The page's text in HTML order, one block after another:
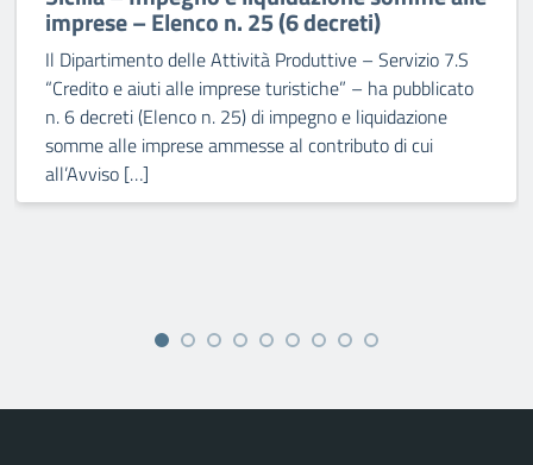
imprese – Elenco n. 25 (6 decreti)
Il Dipartimento delle Attività Produttive – Servizio 7.S
“Credito e aiuti alle imprese turistiche” – ha pubblicato
n. 6 decreti (Elenco n. 25) di impegno e liquidazione
somme alle imprese ammesse al contributo di cui
all’Avviso […]